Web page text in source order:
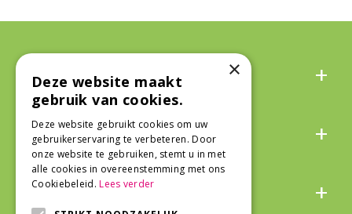
Algemeen
Over ons
Snel naar
×
Deze website maakt
gebruik van cookies.
Deze website gebruikt cookies om uw
gebruikerservaring te verbeteren. Door
onze website te gebruiken, stemt u in met
alle cookies in overeenstemming met ons
Cookiebeleid.Lees verder